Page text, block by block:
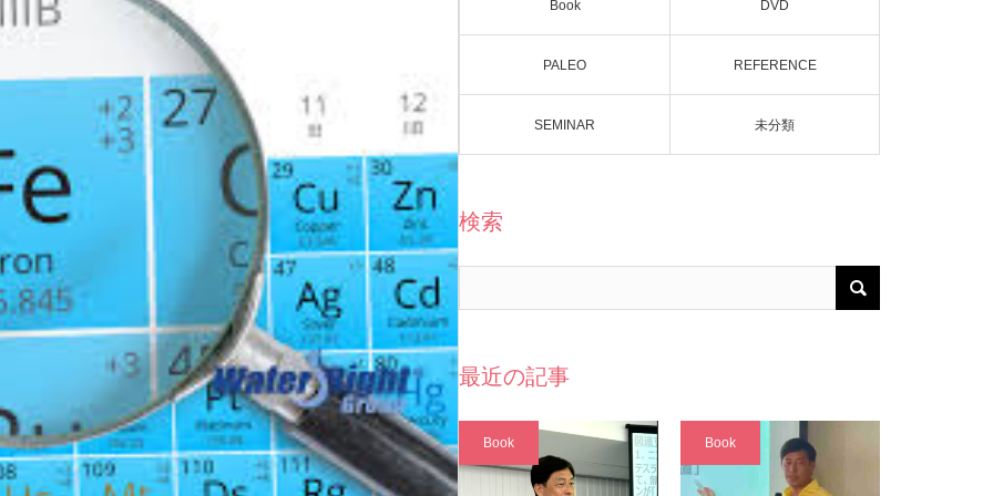
Book DVD
PALEO REFERENCE
SEMINAR 未分類
検索
最近の記事
Book Book